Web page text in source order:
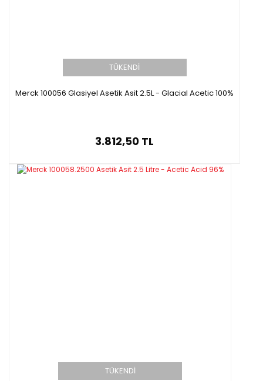
TÜKENDİ
Merck 100056 Glasiyel Asetik Asit 2.5L - Glacial Acetic 100%
3.812,50 TL
TÜKENDİ